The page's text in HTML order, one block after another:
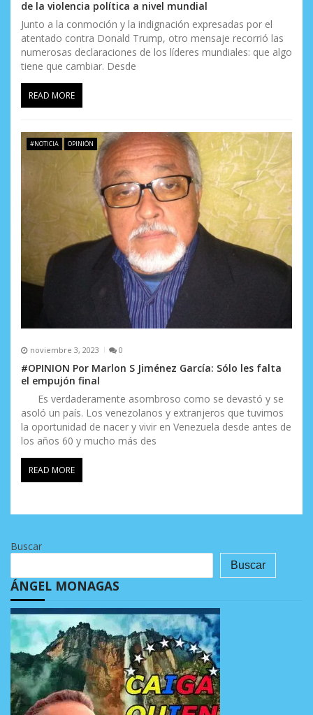
de la violencia política a nivel mundial
Junto a la conmoción y la indignación expresadas por el
atentado contra Donald Trump, otro mensaje recorrió las
numerosas declaraciones de los líderes mundiales: que algo
tiene que cambiar. Desde
READ MORE
#NOTICIA OPINIÓN
noviembre 3, 2023 0
#OPINION Por Marlon S Jiménez García: Sólo les falta
el empujón final
Es verdaderamente asombroso como se devastó y se
asoló un país. Los venezolanos y extranjeros que tuvimos
la oportunidad de nacer y vivir en Venezuela desde antes de
los años 60 y mucho más des
READ MORE
Buscar
Buscar
ÁNGEL MONAGAS